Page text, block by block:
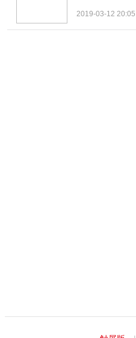
2019-03-12 20:05